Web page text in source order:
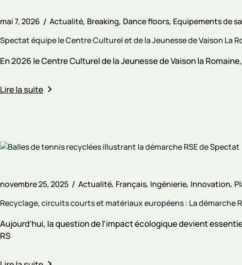
mai 7, 2026 Actualité Breaking Dance floors Equipements de
Spectat équipe le Centre Culturel et de la Jeunesse de Vaison La
En 2026 le Centre Culturel de la Jeunesse de Vaison la
Lire la suite
novembre 25, 2025 Actualité Français Ingénierie Innovation
Recyclage, circuits courts et matériaux européens : La démarche
Aujourd’hui, la question de l’impact écologique devient
RS